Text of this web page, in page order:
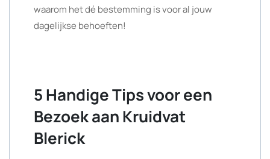
waarom het dé bestemming is voor al jouw
dagelijkse behoeften!
5 Handige Tips voor een
Bezoek aan Kruidvat
Blerick